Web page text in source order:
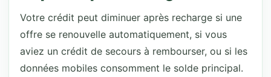
Votre crédit peut diminuer après recharge si une
offre se renouvelle automatiquement, si vous
aviez un crédit de secours à rembourser, ou si les
données mobiles consomment le solde principal.